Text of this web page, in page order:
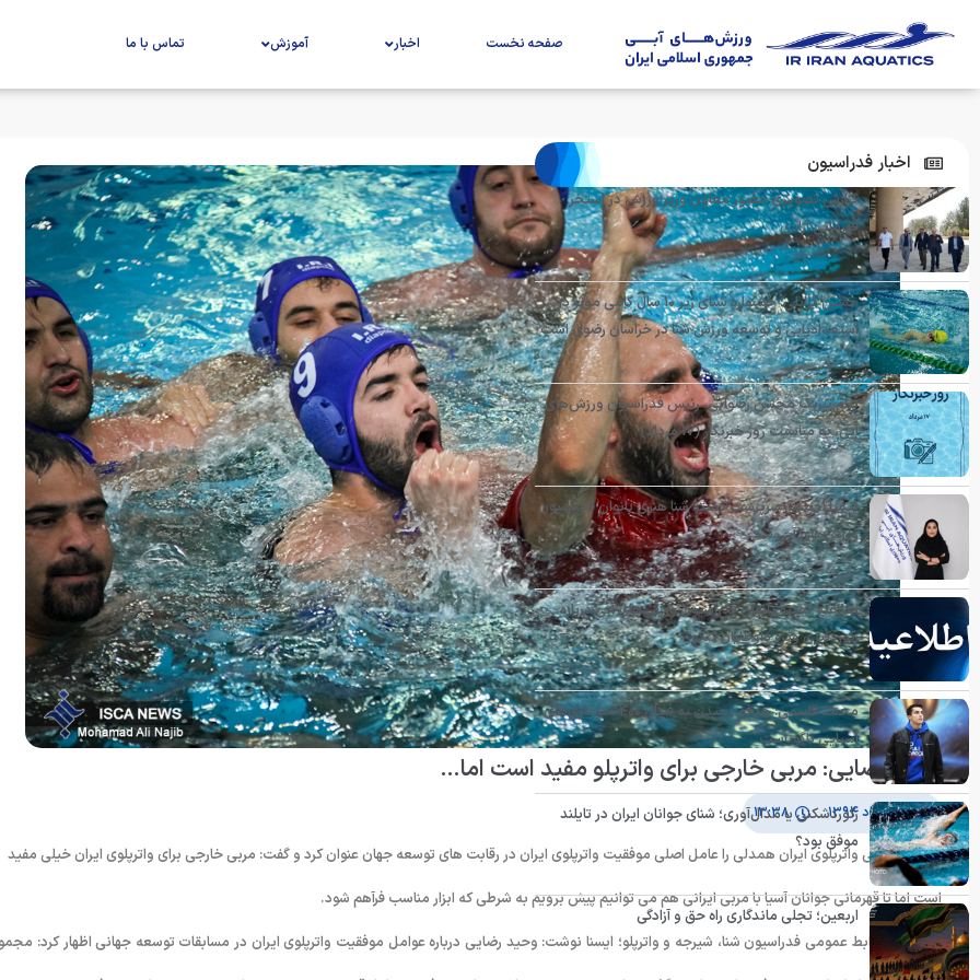
صفحه نخست اخبار آموزش تماس با ما
وحید رضایی: مربی خارجی برای واترپلو مفید است اما…
۱۹ خرداد ۱۳۹۴ ۱۳:۳۸
مربی تیم ملی واترپلوی ایران همدلی را عامل اصلی موفقیت واترپلوی ایران در رقابت های توسعه جهان عنوان کرد و گفت: مربی خارجی برای واترپلوی ایران خیلی مفید
است اما تا قهرمانی جوانان آسیا با مربی ایرانی هم می توانیم پیش برویم به شرطی که ابزار مناسب فرآهم شود.
به گزارش روابط عمومی فدراسیون شنا، شیرجه و واترپلو؛ ایسنا نوشت: وحید رضایی درباره عوامل موفقیت واترپلوی ایران در مسابقات توسعه جهانی اظهار کرد:
اخبار فدراسیون
گزارش تصویری حضور معاون وزیر ورزش در استخر
قهرمانی آزادی
حسین گرایلی: جشنواره شنای زیر ۱۰ سال گامی مؤثر در
استعدادیابی و توسعه ورزش شنا در خراسان رضوی است
پیام تبریک محسن رضوانی، رئیس فدراسیون ورزش‌های
آبی، به مناسبت روز خبرنگار (۱۷ مرداد)
کیمیا احمدی سرپرست کمیته شنا هنری بانوان فدراسیون
ورزش‌های آبی شد
اطلاعیه کمیته بانوان فدراسیون ورزش‌های آبی درباره
رکوردگیری ویژه داوطلبان کنکور
محمد قاسمی: هدفم رسیدن به فینال ۴۰۰ متر بازی‌های
آسیایی ناگویاست
رکوردشکنی یا مدال‌آوری؛ شنای جوانان ایران در تایلند
موفق بود؟
اربعین؛ تجلی ماندگاری راه حق و آزادگی